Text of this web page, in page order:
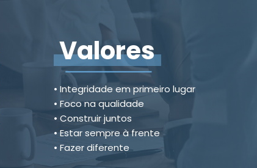
Valores
• Integridade em primeiro lugar
• Foco na qualidade
• Construir juntos
• Estar sempre à frente
• Fazer diferente